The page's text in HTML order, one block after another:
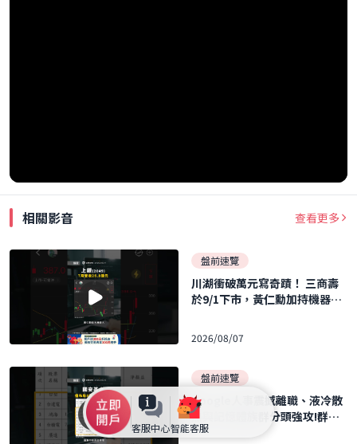
客服中心智能客服
相關影音 查看更多
盤前速覽
川湖衝破萬元寫奇蹟！ 三商壽
於9/1下市，黃仁勳加持機器人
6.08.07
2026/08/07
盤前速覽
Google人事震撼離職、液冷散
熱與記憶體族群分頭強攻!群聯
執行長力再刷 40 張 ｜口袋日報